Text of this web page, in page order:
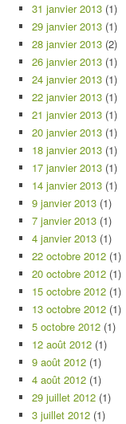
31 janvier 2013 (1)
29 janvier 2013 (1)
28 janvier 2013 (2)
26 janvier 2013 (1)
24 janvier 2013 (1)
22 janvier 2013 (1)
21 janvier 2013 (1)
20 janvier 2013 (1)
18 janvier 2013 (1)
17 janvier 2013 (1)
14 janvier 2013 (1)
9 janvier 2013 (1)
7 janvier 2013 (1)
4 janvier 2013 (1)
22 octobre 2012 (1)
20 octobre 2012 (1)
15 octobre 2012 (1)
13 octobre 2012 (1)
5 octobre 2012 (1)
12 août 2012 (1)
9 août 2012 (1)
4 août 2012 (1)
29 juillet 2012 (1)
3 juillet 2012 (1)